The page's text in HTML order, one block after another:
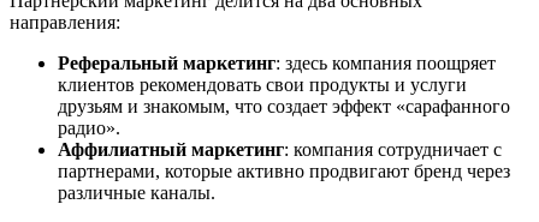
направления:
Реферальный маркетинг: здесь компания поощряет
клиентов рекомендовать свои продукты и услуги
друзьям и знакомым, что создает эффект «сарафанного
радио».
Аффилиатный маркетинг: компания сотрудничает с
партнерами, которые активно продвигают бренд через
различные каналы.